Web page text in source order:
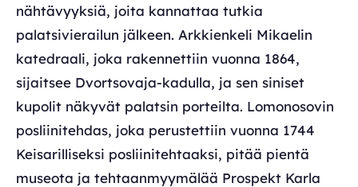
nähtävyyksiä, joita kannattaa tutkia
palatsivierailun jälkeen. Arkkienkeli Mikaelin
katedraali, joka rakennettiin vuonna 1864,
sijaitsee Dvortsovaja-kadulla, ja sen siniset
kupolit näkyvät palatsin porteilta. Lomonosovin
posliinitehdas, joka perustettiin vuonna 1744
Keisarilliseksi posliinitehtaaksi, pitää pientä
museota ja tehtaanmyymälää Prospekt Karla